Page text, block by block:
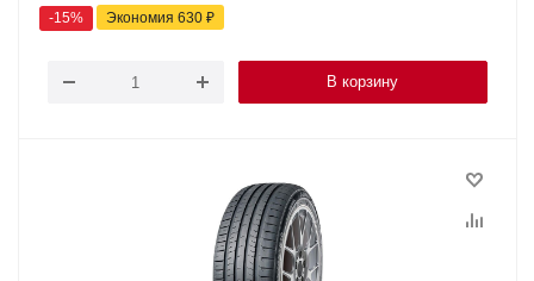
-15% Экономия 630 ₽
В корзину